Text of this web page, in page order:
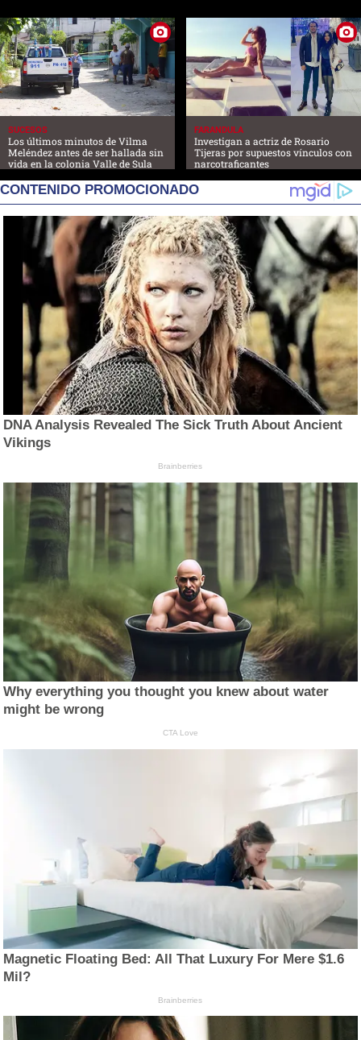
SUCESOS
Los últimos minutos de Vilma
Meléndez antes de ser hallada sin
vida en la colonia Valle de Sula
FARANDULA
Investigan a actriz de Rosario
Tijeras por supuestos vínculos con
narcotraficantes
CONTENIDO PROMOCIONADO
DNA Analysis Revealed The Sick Truth About Ancient
Vikings
Brainberries
Why everything you thought you knew about water
might be wrong
CTA Love
Magnetic Floating Bed: All That Luxury For Mere $1.6
Mil?
Brainberries